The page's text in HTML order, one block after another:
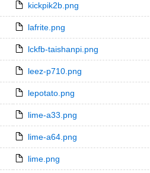
kickpik2b.png
lafrite.png
lckfb-taishanpi.png
leez-p710.png
lepotato.png
lime-a33.png
lime-a64.png
lime.png